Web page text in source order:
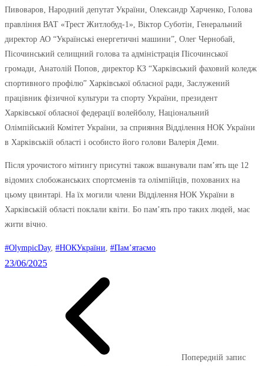
Пивоваров, Народний депутат України, Олександр Харченко, Голова
правління ВАТ «Трест Житлобуд-1», Віктор Суботін, Генеральний
директор АО “Українські енергетичні машини”, Олег Чернобай,
Пісочинський селищний голова та адміністрація Пісочинської
громади, Анатолій Попов, директор КЗ “Харківський фаховий коледж
спортивного профілю” Харківської обласної ради, Заслужений
працівник фізичної культури та спорту України, президент
Харківської обласної федерації волейболу, Національний
Олімпійський Комітет України, за сприяння Відділення НОК України
в Харківській області і особисто його голови Валерія Деми.
Після урочистого мітингу присутні також вшанували пам’ять ще 12
відомих слобожанських спортсменів та олімпійців, похованих на
цьому цвинтарі. На їх могили члени Відділення НОК України в
Харківській області поклали квіти. Бо пам’ять про таких людей, має
жити вічно.
#OlympicDay, #НОКУкраїни #Пам’ятаємо
23/06/2025
Попередній запис